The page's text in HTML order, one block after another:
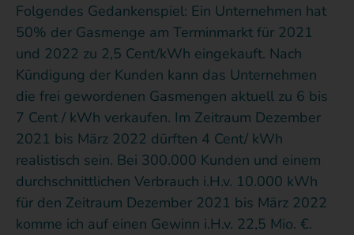
Folgendes Gedankenspiel: Ein Unternehmen hat
50% der Gasmenge am Terminmarkt für 2021
und 2022 zu 2,5 Cent/kWh eingekauft. Nach
Kündigung der Kunden kann das Unternehmen
die frei gewordenen Gasmengen aktuell zu 6 bis
7 Cent / kWh verkaufen. Im Zeitraum Dezember
2021 bis März 2022 dürften 4 Cent/ kWh
realistisch sein. Bei 300.000 Kunden und einem
durchschnittlichen Verbrauch i.H.v. 10.000 kWh
für den Zeitraum Dezember 2021 bis März 2022
komme ich auf einen Gewinn i.H.v. 22,5 Mio. €.